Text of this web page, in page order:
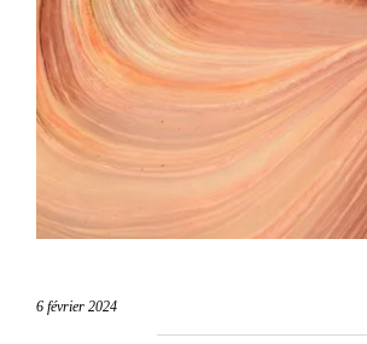
6 février 2024